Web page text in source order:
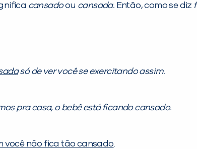
cansadoou cansada. Então, como se diz
só de ver você se exercitando assim.
pra casa, o bebê está ficando cansado.
você não fica tão cansado.